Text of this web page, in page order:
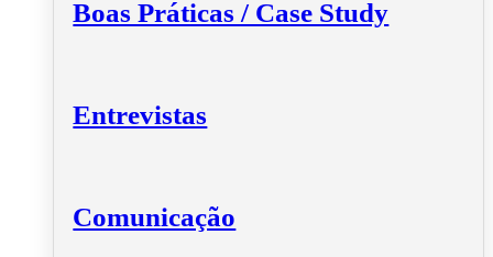
Boas Práticas / Case Study
Entrevistas
Comunicação